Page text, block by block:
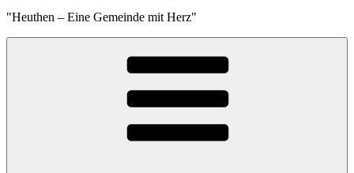
"Heuthen – Eine Gemeinde mit Herz"